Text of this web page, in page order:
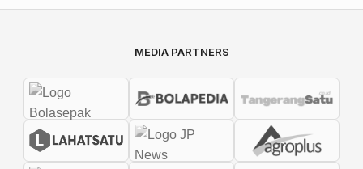
MEDIA PARTNERS